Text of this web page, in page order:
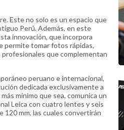
Este no solo es un espacio que
Perú. Además, en este
innovación, que incorpora
permite tomar fotos rápidas,
que complementan
peruano e internacional,
dedicada exclusivamente a
mínimo que sea, comunica un
Leica con cuatro lentes y seis
120 mm, las cuales convertirán